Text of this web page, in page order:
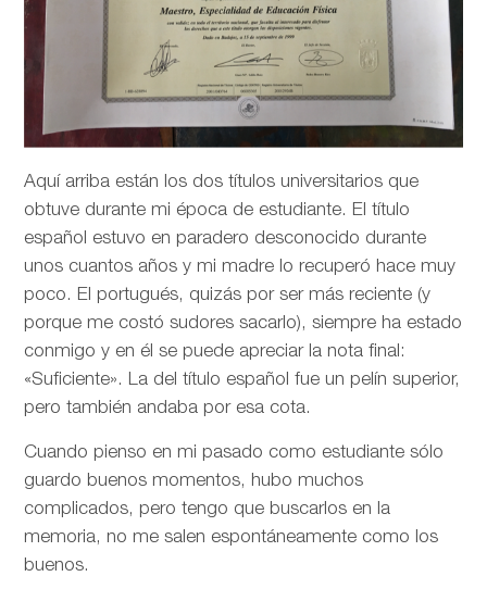
Aquí arriba están los dos títulos universitarios que
obtuve durante mi época de estudiante. El título
español estuvo en paradero desconocido durante
unos cuantos años y mi madre lo recuperó hace muy
poco. El portugués, quizás por ser más reciente (y
porque me costó sudores sacarlo), siempre ha estado
conmigo y en él se puede apreciar la nota final:
«Suficiente». La del título español fue un pelín superior,
pero también andaba por esa cota.
Cuando pienso en mi pasado como estudiante sólo
guardo buenos momentos, hubo muchos
complicados, pero tengo que buscarlos en la
memoria, no me salen espontáneamente como los
buenos.